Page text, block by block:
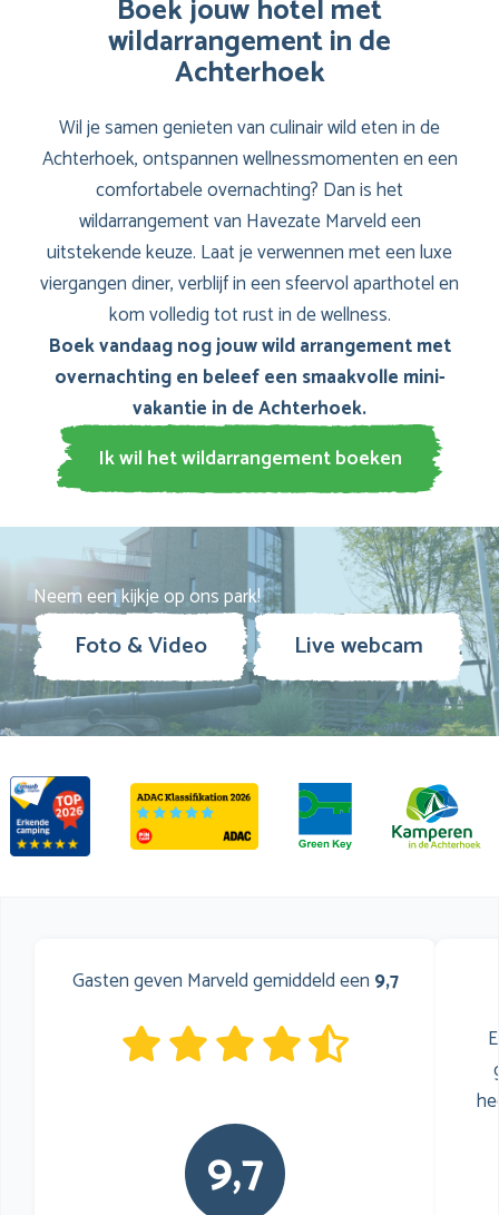
Boek jouw hotel met
wildarrangement in de
Achterhoek
Wil je samen genieten van culinair wild eten in de
Achterhoek, ontspannen wellnessmomenten en een
comfortabele overnachting? Dan is het
wildarrangement van Havezate Marveld een
uitstekende keuze. Laat je verwennen met een luxe
viergangen diner, verblijf in een sfeervol aparthotel en
kom volledig tot rust in de wellness.
Boek vandaag nog jouw wild arrangement met
overnachting en beleef een smaakvolle mini-
vakantie in de Achterhoek.
Ik wil het wildarrangement boeken
Neem een kijkje op ons park!
Foto & Video Live webcam
Gasten geven Marveld gemiddeld een 9,7
9,7